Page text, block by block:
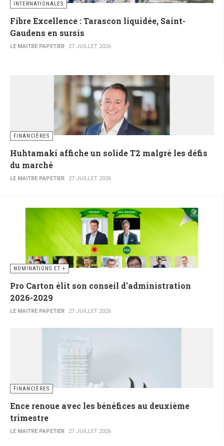
INTERNATIONALES
Fibre Excellence : Tarascon liquidée, Saint-
Gaudens en sursis
LE MAITRE PAPETIER 27 JUILLET 2026
FINANCIÈRES
Huhtamaki affiche un solide T2 malgré les défis
du marché
LE MAITRE PAPETIER 27 JUILLET 2026
NOMINATIONS ET +
Pro Carton élit son conseil d'administration
2026-2029
LE MAITRE PAPETIER 27 JUILLET 2026
FINANCIÈRES
Ence renoue avec les bénéfices au deuxième
trimestre
LE MAITRE PAPETIER 27 JUILLET 2026